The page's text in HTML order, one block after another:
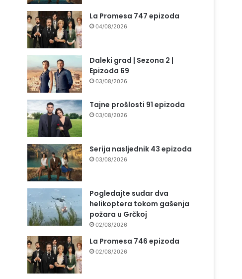
La Promesa 747 epizoda
04/08/2026
Daleki grad | Sezona 2 |
Epizoda 69
03/08/2026
Tajne prošlosti 91 epizoda
03/08/2026
Serija nasljednik 43 epizoda
03/08/2026
Pogledajte sudar dva
helikoptera tokom gašenja
požara u Grčkoj
02/08/2026
La Promesa 746 epizoda
02/08/2026